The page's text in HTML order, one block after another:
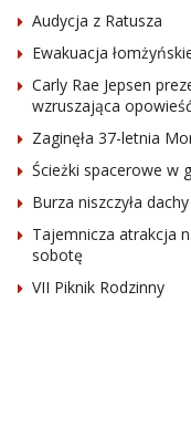
Audycja z Ratusza
Ewakuacja
Carly Rae Jepsen
wzruszająca
Zaginęła 37-letnia
Ścieżki spacerowe w
Burza niszczyła
Tajemnicza atrakcja
sobotę
VII Piknik Rodzinny